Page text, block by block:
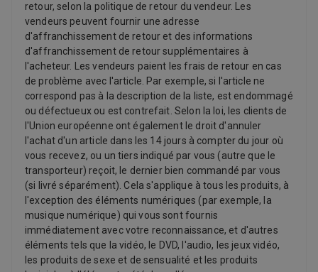
retour, selon la politique de retour du vendeur. Les
vendeurs peuvent fournir une adresse
d'affranchissement de retour et des informations
d'affranchissement de retour supplémentaires à
l'acheteur. Les vendeurs paient les frais de retour en cas
de problème avec l'article. Par exemple, si l'article ne
correspond pas à la description de la liste, est endommagé
ou défectueux ou est contrefait. Selon la loi, les clients de
l'Union européenne ont également le droit d'annuler
l'achat d'un article dans les 14 jours à compter du jour où
vous recevez, ou un tiers indiqué par vous (autre que le
transporteur) reçoit, le dernier bien commandé par vous
(si livré séparément). Cela s'applique à tous les produits, à
l'exception des éléments numériques (par exemple, la
musique numérique) qui vous sont fournis
immédiatement avec votre reconnaissance, et d'autres
éléments tels que la vidéo, le DVD, l'audio, les jeux vidéo,
les produits de sexe et de sensualité et les produits